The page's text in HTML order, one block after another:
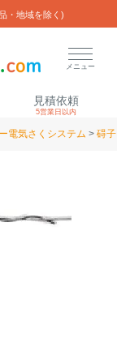
・地域を除く)
メニュー
見積依頼
5営業日以内
電気さくシステム 碍
域を除く)